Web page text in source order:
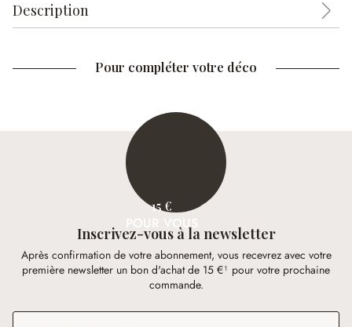
Description
Pour compléter votre déco
15 €
POUR VOUS
Inscrivez-vous à la newsletter
Après confirmation de votre abonnement, vous recevrez avec votre
première newsletter un bon d'achat de 15 €¹ pour votre prochaine
commande.
Adresse e-mail